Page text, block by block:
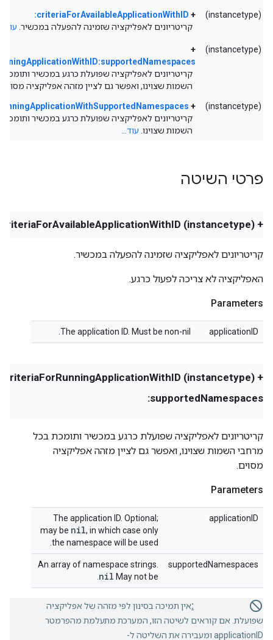
(instancetype)
+
criteriaForAvailableApplicationWithID:
קריטריונים לאפליקציה שזמינה להפעלה במכשיר. עוד...
(instancetype)
+
קריטריונים לאפליקציה שפועלת כרגע במכשיר
השמות שצוינו, ואפשר גם לציין מזהה אפליקציה
(instancetype)
+
קריטריונים לאפליקציה שפועלת כרגע במכשיר
השמות שצוינו. עוד...
פרטי השיטה
+ (instancetype) criteriaForAvailableApplicationWithID:
קריטריונים לאפליקציה שזמינה להפעלה במכשיר.
האפליקציה לא צריכה לפעול כרגע.
Parameters
applicationID
The application ID. Must be non-nil.
+ (instancetype) criteriaForRunningApplicationWithID:
supportedNamespaces:
קריטריונים לאפליקציה שפועלת כרגע במכשיר ותומכת בכל
מרחבי השמות שצוינו, ואפשר גם לציין מזהה אפליקציה
מסוים.
Parameters
applicationID
The application ID. Optional;
may be nil, in which case only
the namespace will be used.
supportedNamespaces
An array of namespace strings.
May not be
nil
אין תמיכה בסינון לפי מזהה של אפליקציה
שפועלת. אם קוראים לשיטה הזו, המערכת מתעלמת מהפרמטר
applicationID ומעבירה את השליטה ל-